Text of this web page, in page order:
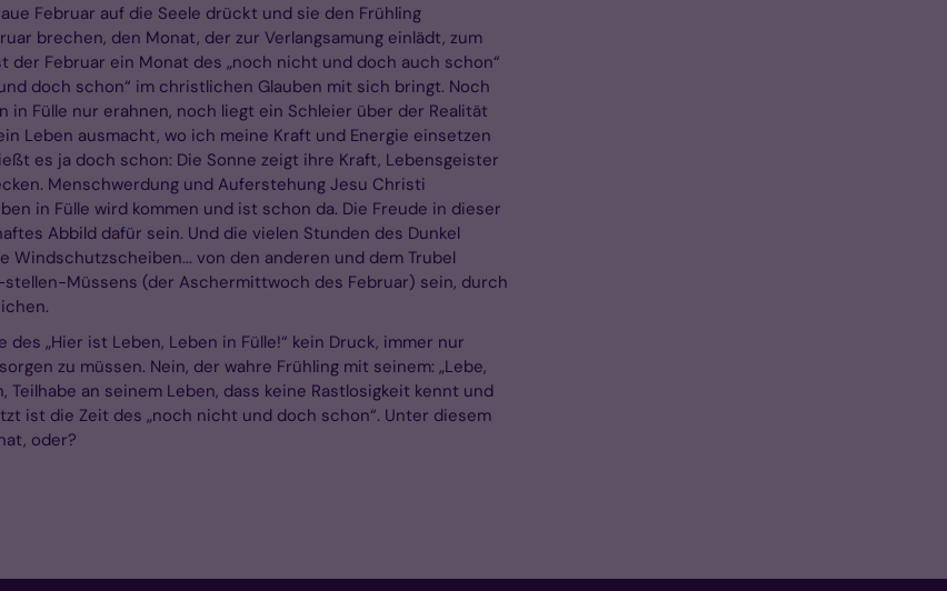
Februar auf die Seele drückt und sie den Frühling
brechen, den Monat, der zur Verlangsamung einlädt, zum
der Februar ein Monat des „noch nicht und doch auch schon“
doch schon“ im christlichen Glauben mit sich bringt. Noch
Fülle nur erahnen, noch liegt ein Schleier über der Realität
Leben ausmacht, wo ich meine Kraft und Energie einsetzen
es ja doch schon: Die Sonne zeigt ihre Kraft, Lebensgeister
Menschwerdung und Auferstehung Jesu Christi
in Fülle wird kommen und ist schon da. Die Freude in dieser
Abbild dafür sein. Und die vielen Stunden des Dunkel
Windschutzscheiben... von den anderen und dem Trubel
Müssens (der Aschermittwoch des Februar) sein, durch
„Hier ist Leben, Leben in Fülle!“ kein Druck, immer nur
zu müssen. Nein, der wahre Frühling mit seinem: „Lebe,
an seinem Leben, dass keine Rastlosigkeit kennt und
ist die Zeit des „noch nicht und doch schon“. Unter diesem
oder?